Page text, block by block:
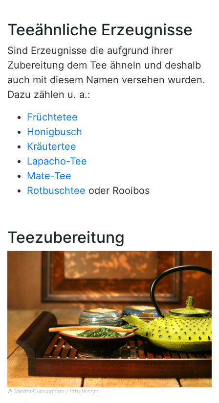
Teeähnliche Erzeugnisse
Sind Erzeugnisse die aufgrund ihrer
Zubereitung dem Tee ähneln und deshalb
auch mit diesem Namen versehen wurden.
Dazu zählen u. a.:
Früchtetee
Honigbusch
Kräutertee
Lapacho-Tee
Mate-Tee
Rotbuschtee oder Rooibos
Teezubereitung
© Sandra Cunningham / fotolia.com